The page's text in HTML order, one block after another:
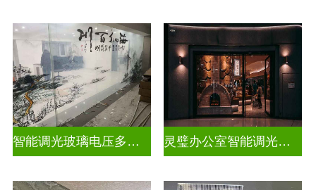
智能调光玻璃电压多少合适 灵璧办公室智能调光玻璃厂商